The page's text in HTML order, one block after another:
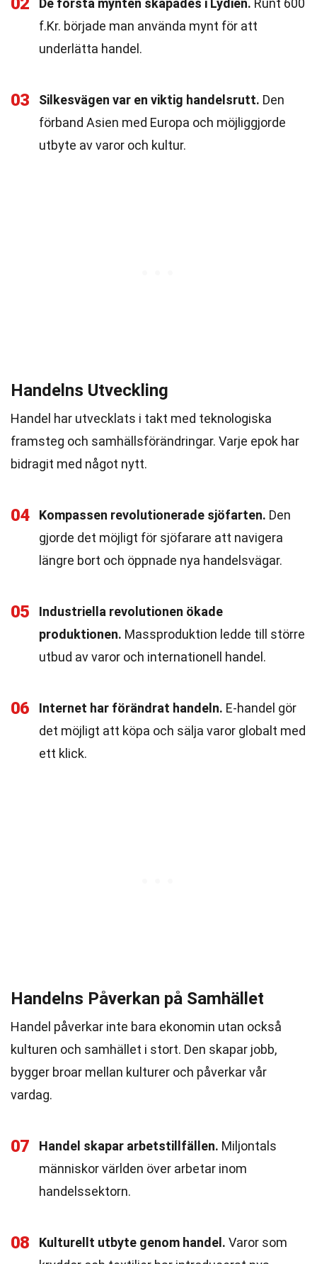
De första mynten skapades i Lydien. Runt 600
f.Kr. började man använda mynt för att
underlätta handel.
03 Silkesvägen var en viktig handelsrutt. Den
förband Asien med Europa och möjliggjorde
utbyte av varor och kultur.
Handelns Utveckling
Handel har utvecklats i takt med teknologiska
framsteg och samhällsförändringar. Varje epok har
bidragit med något nytt.
04 Kompassen revolutionerade sjöfarten. Den
gjorde det möjligt för sjöfarare att navigera
längre bort och öppnade nya handelsvägar.
05
Industriella revolutionen ökade
produktionen. Massproduktion ledde till större
utbud av varor och internationell handel.
06 Internet har förändrat handeln. E-handel gör
det möjligt att köpa och sälja varor globalt med
ett klick.
Handelns Påverkan på Samhället
Handel påverkar inte bara ekonomin utan också
kulturen och samhället i stort. Den skapar jobb,
bygger broar mellan kulturer och påverkar vår
vardag.
07 Handel skapar arbetstillfällen. Miljontals
människor världen över arbetar inom
handelssektorn.
08 Kulturellt utbyte genom handel. Varor som